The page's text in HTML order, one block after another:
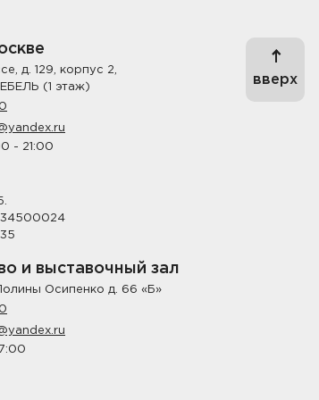
вверх
д. 129, корпус 2,
(1 этаж)
- 21:00
и выставочный зал
Осипенко д. 66 «Б»